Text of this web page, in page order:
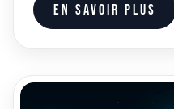
En savoir plus